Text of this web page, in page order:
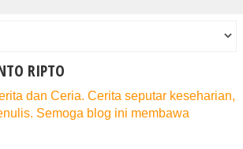
RIPTO
dan Ceria. Cerita seputar keseharian,
Semoga blog ini membawa